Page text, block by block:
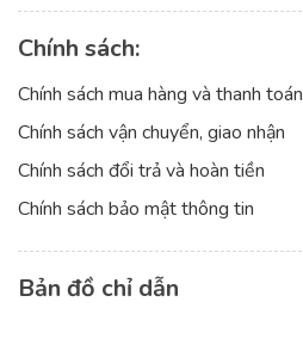
Chính sách:
Chính sách mua hàng và thanh toán
Chính sách vận chuyển, giao nhận
Chính sách đổi trả và hoàn tiền
Chính sách bảo mật thông tin
Bản đồ chỉ dẫn